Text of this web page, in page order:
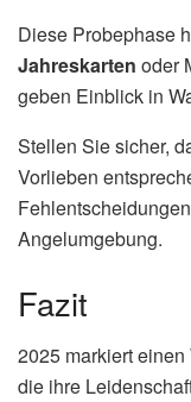
Diese Probephase
Jahreskarten oder
geben Einblick in
Stellen Sie sicher,
Vorlieben
Angelumgebung.
Fazit
2025 markiert
die ihre